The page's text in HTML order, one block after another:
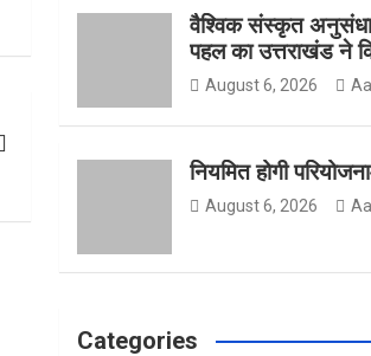
k a
m
वैश्विक संस्कृत
पहल का उत्तराखंड ने
August 6, 2026
नियमित होगी
August 6, 2026
Categories